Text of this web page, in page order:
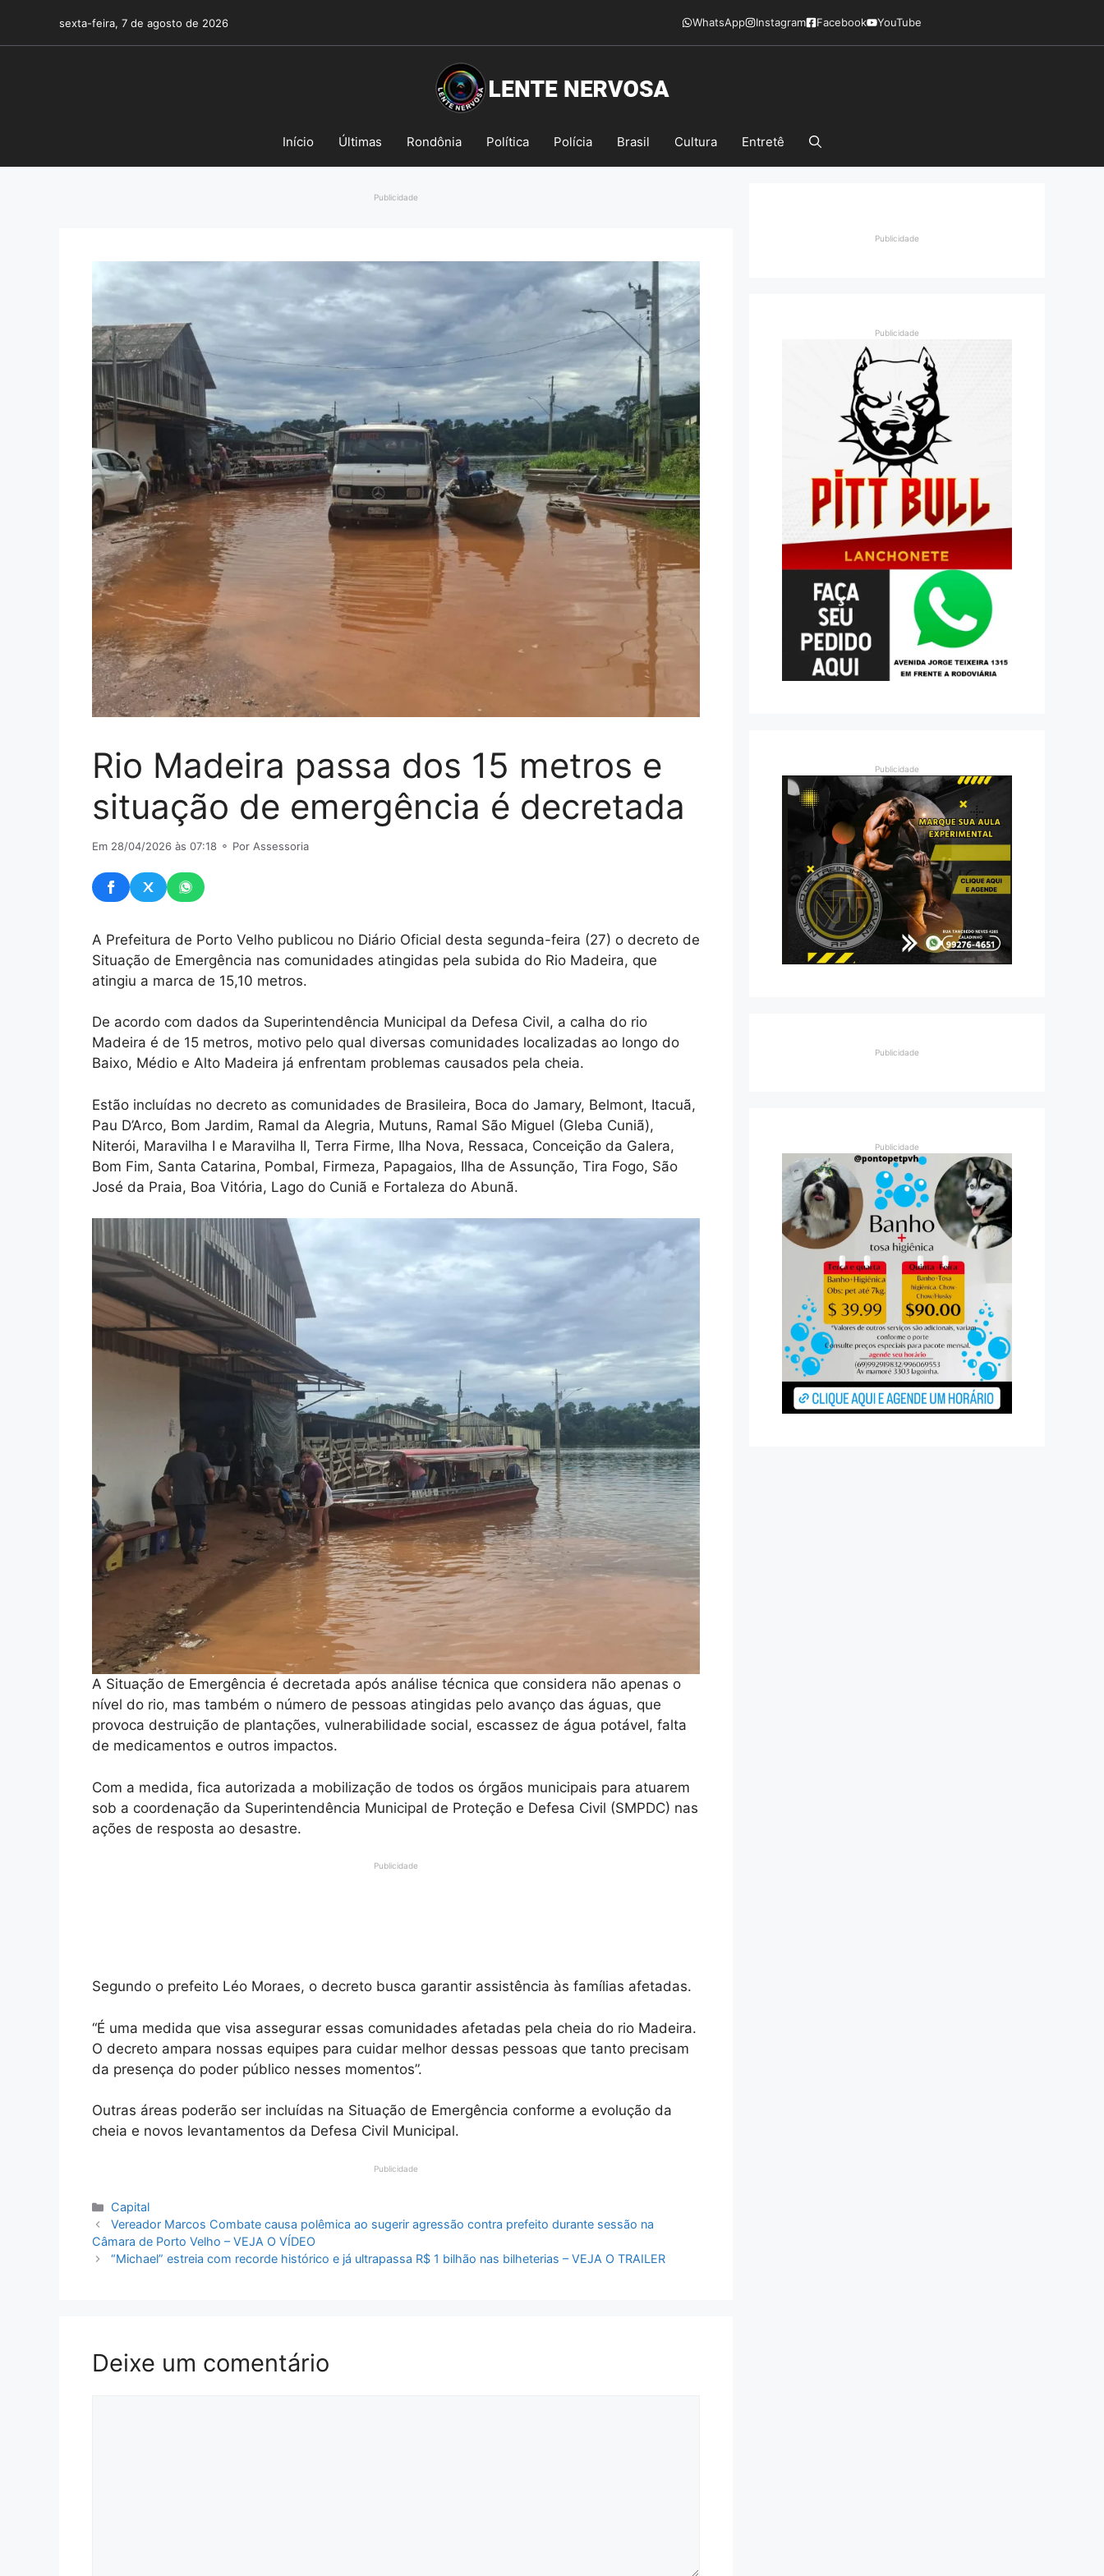
o
sexta-feira, 7 de agosto de 2026 WhatsApp Instagram Facebook YouTube
Início Últimas Rondônia Política Polícia Brasil Cultura Entretê
Publicidade
Rio Madeira passa dos 15 metros e
situação de emergência é decretada
Em 28/04/2026 às 07:18 ⚬ Por Assessoria
A Prefeitura de Porto Velho publicou no Diário Oficial desta segunda-feira (27) o decreto de
Situação de Emergência nas comunidades atingidas pela subida do Rio Madeira, que
atingiu a marca de 15,10 metros.
De acordo com dados da Superintendência Municipal da Defesa Civil, a calha do rio
Madeira é de 15 metros, motivo pelo qual diversas comunidades localizadas ao longo do
Baixo, Médio e Alto Madeira já enfrentam problemas causados pela cheia.
Estão incluídas no decreto as comunidades de Brasileira, Boca do Jamary, Belmont, Itacuã,
Pau D’Arco, Bom Jardim, Ramal da Alegria, Mutuns, Ramal São Miguel (Gleba Cuniã),
Niterói, Maravilha I e Maravilha II, Terra Firme, Ilha Nova, Ressaca, Conceição da Galera,
Bom Fim, Santa Catarina, Pombal, Firmeza, Papagaios, Ilha de Assunção, Tira Fogo, São
José da Praia, Boa Vitória, Lago do Cuniã e Fortaleza do Abunã.
A Situação de Emergência é decretada após análise técnica que considera não apenas o
nível do rio, mas também o número de pessoas atingidas pelo avanço das águas, que
provoca destruição de plantações, vulnerabilidade social, escassez de água potável, falta
de medicamentos e outros impactos.
Com a medida, fica autorizada a mobilização de todos os órgãos municipais para atuarem
sob a coordenação da Superintendência Municipal de Proteção e Defesa Civil (SMPDC) nas
ações de resposta ao desastre.
Publicidade
Segundo o prefeito Léo Moraes, o decreto busca garantir assistência às famílias afetadas.
“É uma medida que visa assegurar essas comunidades afetadas pela cheia do rio Madeira.
O decreto ampara nossas equipes para cuidar melhor dessas pessoas que tanto precisam
da presença do poder público nesses momentos”.
Outras áreas poderão ser incluídas na Situação de Emergência conforme a evolução da
cheia e novos levantamentos da Defesa Civil Municipal.
Publicidade
Categorias
Capital
Vereador Marcos Combate causa polêmica ao sugerir agressão contra prefeito durante sessão na
Câmara de Porto Velho – VEJA O VÍDEO
“Michael” estreia com recorde histórico e já ultrapassa R$ 1 bilhão nas bilheterias – VEJA O TRAILER
Deixe um comentário
Publicidade
Publicidade
Publicidade
Publicidade
Publicidade